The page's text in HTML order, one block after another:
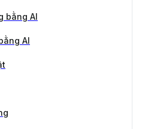
bằng AI
AI